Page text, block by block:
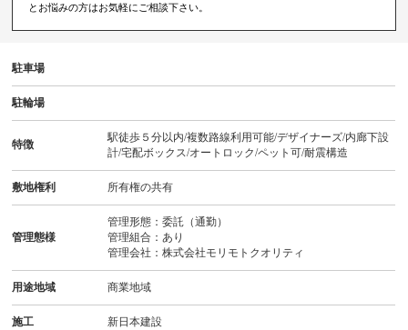
とお悩みの方はお気軽にご相談下さい。
駐車場
駐輪場
特徴
駅徒歩５分以内/複数路線利用可能/デザイナーズ/内廊下設
計/宅配ボックス/オートロック/ペット可/耐震構造
敷地権利 所有権の共有
管理態様
管理形態：委託（通勤）
管理組合：あり
管理会社：株式会社モリモトクオリティ
用途地域 商業地域
施工 新日本建設